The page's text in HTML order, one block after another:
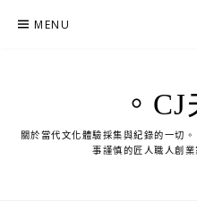
MENU
。CJ
關於當代文化體驗採集與紀錄的一切
事謹慎的匠人職人創業